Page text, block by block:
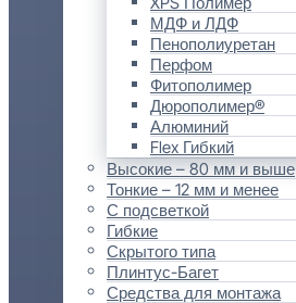
МДФ и ЛДФ
Пенополиуретан
Перфом
Фитополимер
Дюрополимер®
Алюминий
Flex Гибкий
Высокие – 80 мм и выше
Тонкие – 12 мм и менее
С подсветкой
Гибкие
Скрытого типа
Плинтус-Багет
Средства для монтажа